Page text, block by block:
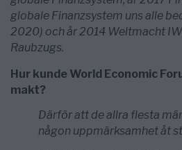
globale Finanzsystem uns alle
2020) och år 2014 Weltmacht
Raubzugs.
Hur kunde World Economic
makt?
Därför att de allra flesta
någon uppmärksamhet åt